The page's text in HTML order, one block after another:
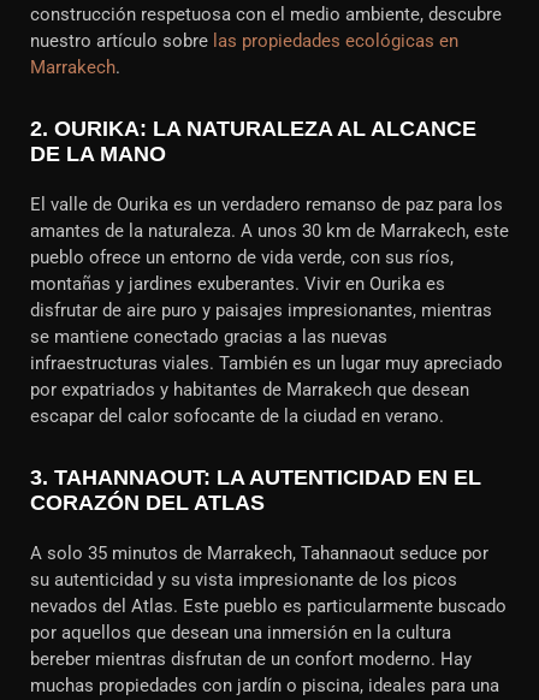
construcción respetuosa con el medio ambiente, descubre
nuestro artículo sobre las propiedades ecológicas en
Marrakech.
2. OURIKA: LA NATURALEZA AL ALCANCE
DE LA MANO
El valle de Ourika es un verdadero remanso de paz para los
amantes de la naturaleza. A unos 30 km de Marrakech, este
pueblo ofrece un entorno de vida verde, con sus ríos,
montañas y jardines exuberantes. Vivir en Ourika es
disfrutar de aire puro y paisajes impresionantes, mientras
se mantiene conectado gracias a las nuevas
infraestructuras viales. También es un lugar muy apreciado
por expatriados y habitantes de Marrakech que desean
escapar del calor sofocante de la ciudad en verano.
3. TAHANNAOUT: LA AUTENTICIDAD EN EL
CORAZÓN DEL ATLAS
A solo 35 minutos de Marrakech, Tahannaout seduce por
su autenticidad y su vista impresionante de los picos
nevados del Atlas. Este pueblo es particularmente buscado
por aquellos que desean una inmersión en la cultura
bereber mientras disfrutan de un confort moderno. Hay
muchas propiedades con jardín o piscina, ideales para una